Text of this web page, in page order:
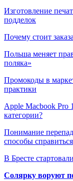
Изготовление
подделок
Почему стоит
Польша меняет
поляка»
Промокоды в
практики
Apple Macbook Pro
категории?
Понимание
способы справиться
В Бресте
Солярку воруют